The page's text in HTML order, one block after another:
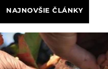
NAJNOVŠIE ČLÁNKY